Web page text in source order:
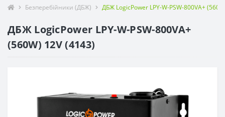
Безперебійники (ДБЖ) ДБЖ LogicPower LPY-W-PSW-800VA+
ДБЖ LogicPower LPY-W-PSW-800VA+
(560W) 12V (4143)